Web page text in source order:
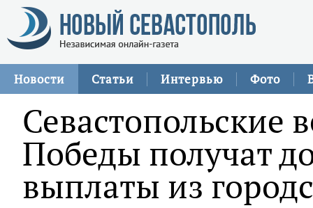
Новости Статьи Интервью Фото
Севастопольские
Победы получат
выплаты из